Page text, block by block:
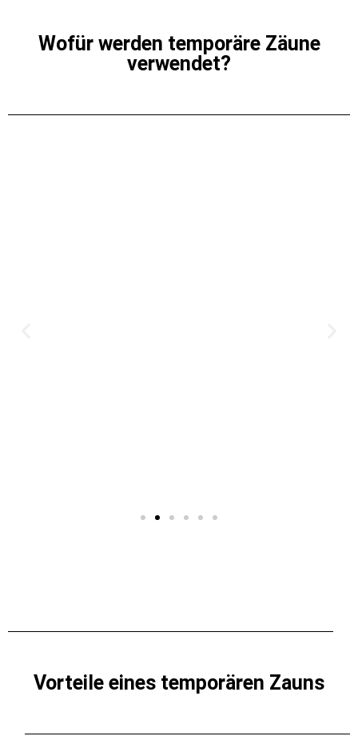
Wofür werden temporäre Zäune
verwendet?
Vorteile eines temporären Zauns